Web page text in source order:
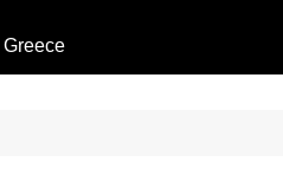
Αρθρογραφία Ασκηση